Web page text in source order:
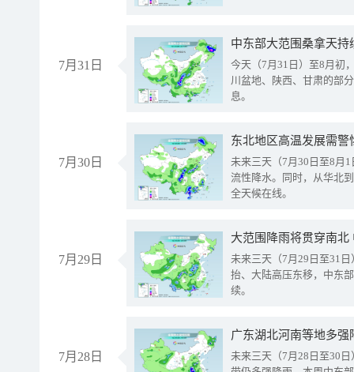
7月31日
中东部大范围桑拿天
今天（7月31日）至8月初
川盆地、陕西、甘肃的部
息。
7月30日
东北地区高温发展需
未来三天（7月30日至8月
流性降水。同时，从华北
全天候在线。
7月29日
大范围降雨将贯穿南
未来三天（7月29日至31
抬、大陆高压东移，中东
续。
7月28日
广东湖北河南等地多
未来三天（7月28日至30